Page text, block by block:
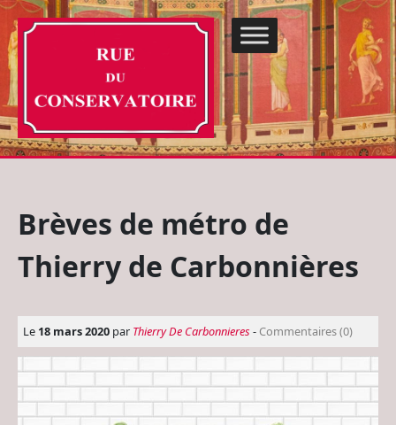
Brèves de métro de
Thierry de Carbonnières
Le 18 mars 2020 par Thierry De Carbonnieres - Commentaires (0)